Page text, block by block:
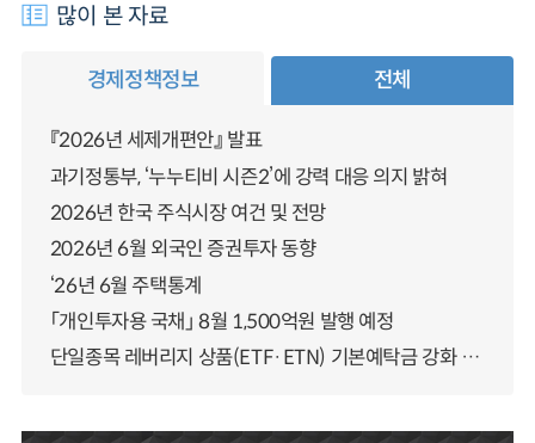
많이 본 자료
경제정책정보 전체
『2026년 세제개편안』 발표
과기정통부, ‘누누티비 시즌2’에 강력 대응 의지 밝혀
2026년 한국 주식시장 여건 및 전망
2026년 6월 외국인 증권투자 동향
‘26년 6월 주택통계
「개인투자용 국채」 8월 1,500억원 발행 예정
단일종목 레버리지 상품(ETF·ETN) 기본예탁금 강화 조기시행 방안 안내